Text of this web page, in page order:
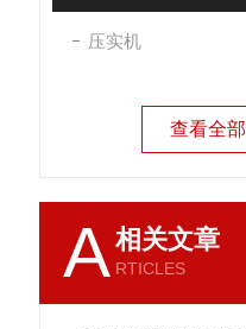
压实机
查看全部
A相关文章
RTICLES